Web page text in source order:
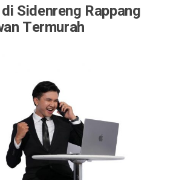
Sidenreng Rappang
Termurah